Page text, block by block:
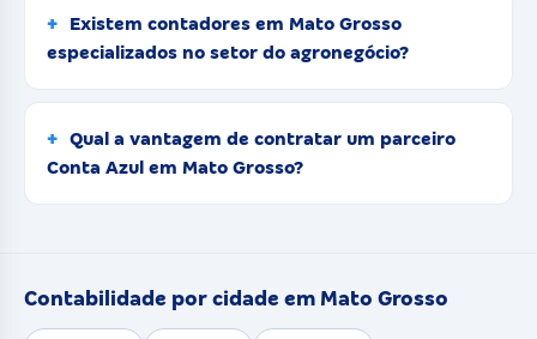
Existem contadores em Mato Grosso
especializados no setor do agronegócio?
Qual a vantagem de contratar um parceiro
Conta Azul em Mato Grosso?
Contabilidade por cidade em Mato Grosso